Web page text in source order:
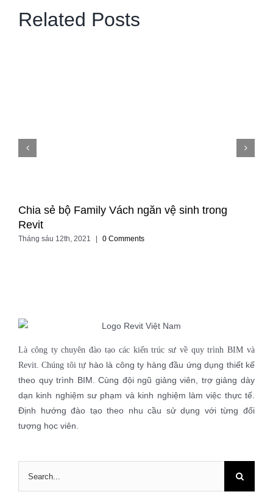
Related Posts
Chia sẻ bộ Family Vách ngăn vệ sinh trong
Revit
Tháng sáu 12th, 2021 0 Comments
Là công ty chuyên đào tạo các kiến trúc sư về quy trình BIM và
Revit. Chúng tôi tự hào là công ty hàng đầu ứng dụng thiết kế
theo quy trình BIM. Cùng đội ngũ giảng viên, trợ giảng dày
dạn kinh nghiệm sư phạm và kinh nghiệm làm việc thực tế.
Định hướng đào tạo theo nhu cầu sử dụng với từng đối
tượng học viên.